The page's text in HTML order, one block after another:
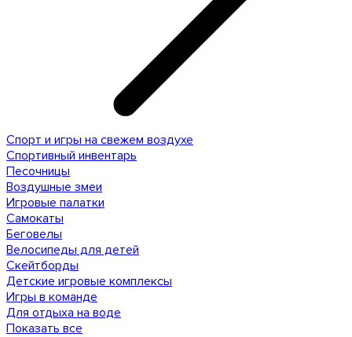
Спорт и игры на свежем воздухе
Спортивный инвентарь
Песочницы
Воздушные змеи
Игровые палатки
Самокаты
Беговелы
Велосипеды для детей
Скейтборды
Детские игровые комплексы
Игры в команде
Для отдыха на воде
Показать все